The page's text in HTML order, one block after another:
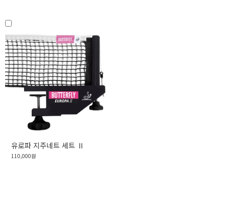
유로파 지주네트 세트 Ⅱ
110,000원